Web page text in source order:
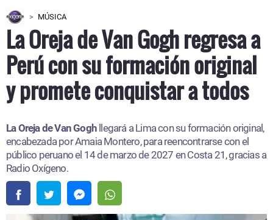
MÚSICA
La Oreja de Van Gogh regresa a
Perú con su formación original
y promete conquistar a todos
La Oreja de Van Gogh llegará a Lima con su formación original,
encabezada por Amaia Montero, para reencontrarse con el
público peruano el 14 de marzo de 2027 en Costa 21, gracias a
Radio Oxígeno.